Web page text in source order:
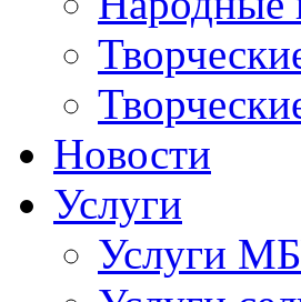
Новости
Услуги
Услуги